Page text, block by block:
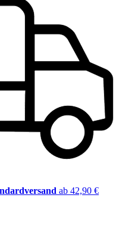
ab 42,90 €